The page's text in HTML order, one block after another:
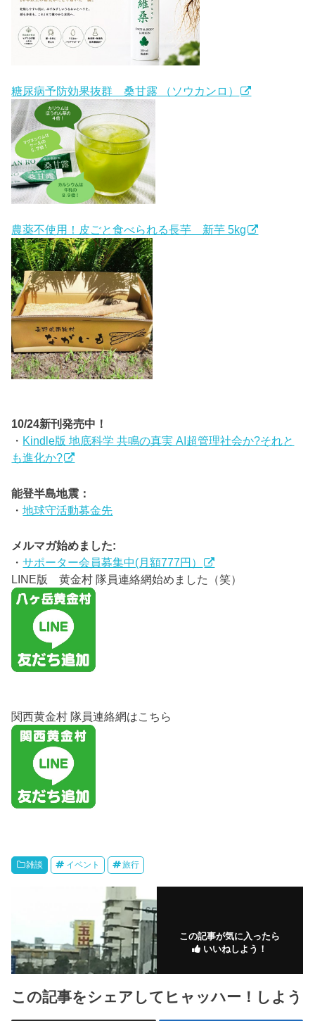
糖尿病予防効果抜群 桑甘露 （ソウカンロ）
農薬不使用！皮ごと食べられる長芋 新芋 5kg
10/24新刊発売中！
・ Kindle版 地底科学 共鳴の真実 AI超管理社会か?それと
も進化か?
能登半島地震：
・地球守活動募金先
メルマガ始めました:
・サポーター会員募集中(月額777円）
LINE版 黄金村 隊員連絡網始めました（笑）
関西黄金村 隊員連絡網はこちら
雑談 イベント 旅行
この記事が気に入ったら
いいねしよう！
この記事をシェアしてヒャッハー！しよう